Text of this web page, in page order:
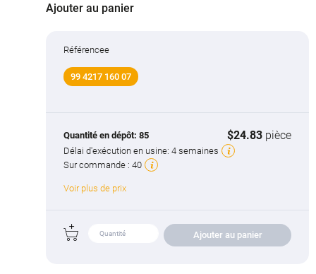
Ajouter au panier
Référencee
99 4217 160 07
Quantité en dépôt: 85 $24.83 pièce
Délai d'exécution en usine: 4 semaines
Sur commande : 40
Voir plus de prix
Ajouter au panier